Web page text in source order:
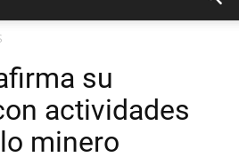
SOL
su
actividades
minero